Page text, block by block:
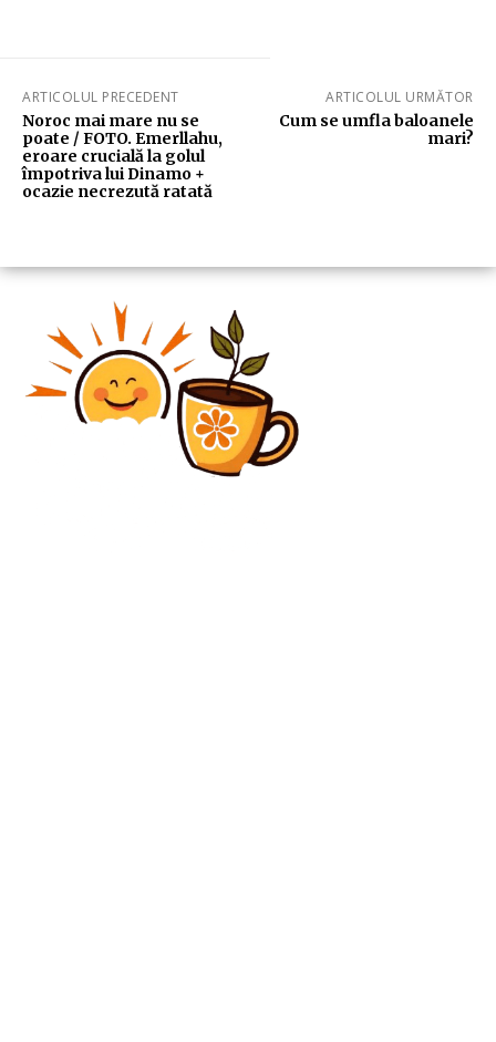
ARTICOLUL PRECEDENT
Noroc mai mare nu se
poate / FOTO. Emerllahu,
eroare crucială la golul
împotriva lui Dinamo +
ocazie necrezută ratată
ARTICOLUL URMĂTOR
Cum se umfla baloanele
mari?